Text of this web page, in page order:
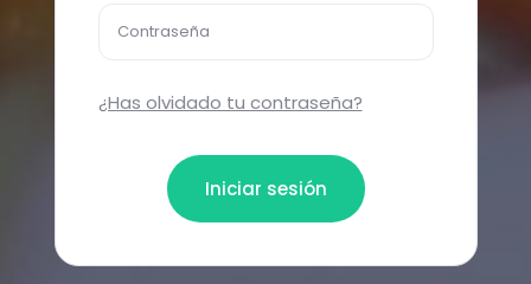
Contraseña
¿Has olvidado tu contraseña?
Iniciar sesión